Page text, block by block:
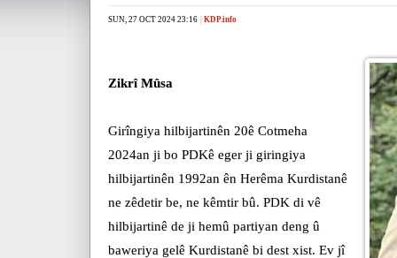
SUN, 27 OCT 2024 23:16 KDP.info
Zikrî Mûsa
Girîngiya hilbijartinên 20ê Cotmeha
2024an ji bo PDKê eger ji giringiya
hilbijartinên 1992an ên Herêma Kurdistanê
ne zêdetir be, ne kêmtir bû. PDK di vê
hilbijartinê de ji hemû partiyan deng û
baweriya gelê Kurdistanê bi dest xist. Ev jî